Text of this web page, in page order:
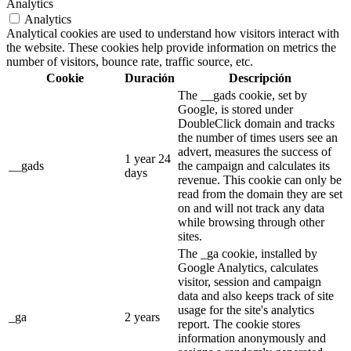
Analytics
Analytics
Analytical cookies are used to understand how visitors interact with
the website. These cookies help provide information on metrics the
number of visitors, bounce rate, traffic source, etc.
Cookie
Duración Descripción
__gads
1 year 24
days
The __gads cookie, set by
Google, is stored under
DoubleClick domain and tracks
the number of times users see an
advert, measures the success of
the campaign and calculates its
revenue. This cookie can only be
read from the domain they are set
on and will not track any data
while browsing through other
sites.
_ga 2 years
The _ga cookie, installed by
Google Analytics, calculates
visitor, session and campaign
data and also keeps track of site
usage for the site's analytics
report. The cookie stores
information anonymously and